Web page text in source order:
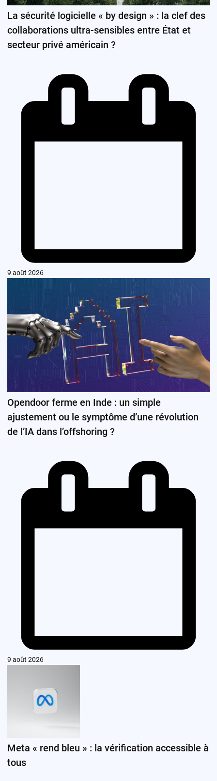
La sécurité logicielle « by design » : la clef des
collaborations ultra-sensibles entre État et
secteur privé américain ?
9 août 2026
Opendoor ferme en Inde : un simple
ajustement ou le symptôme d’une révolution
de l’IA dans l’offshoring ?
9 août 2026
Meta « rend bleu » : la vérification accessible à
tous